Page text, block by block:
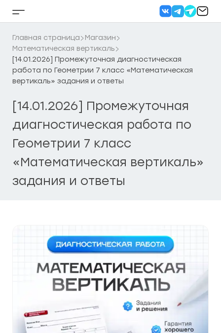
Кнопка
бокового
меню
Главная страница
Магазин
Математическая вертикаль
[14.01.2026] Промежуточная диагностическая
работа по Геометрии 7 класс «Математическая
вертикаль» задания и ответы
[14.01.2026] Промежуточная
диагностическая работа по
Геометрии 7 класс
«Математическая вертикаль»
задания и ответы